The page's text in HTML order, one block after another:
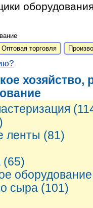
Оптовая торговля
хозяйство,
ленты (81)
(65)
сыра (101)